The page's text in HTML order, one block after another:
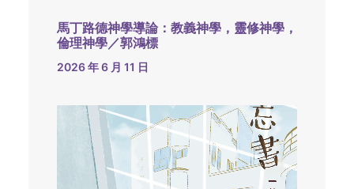
馬丁路德神學導論：教義神學，靈修神學，
倫理神學／郭鴻標
2026 年 6 月 11 日